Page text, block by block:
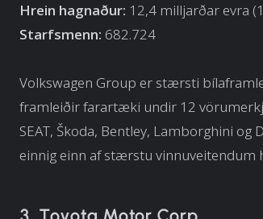
Hrein hagnaður: 12,4 milljarðar evra
Starfsmenn: 682.724
Volkswagen Group er stærsti
framleiðir farartæki undir 12
SEAT, Škoda, Bentley, Lamborghini
einnig einn af stærstu vinnuveitendum